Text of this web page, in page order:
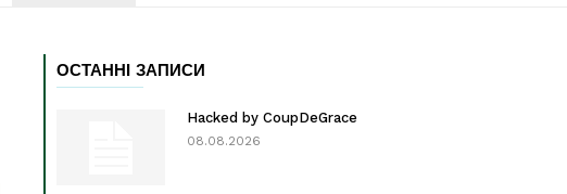
ОСТАННІ ЗАПИСИ
Hacked by CoupDeGrace
08.08.2026